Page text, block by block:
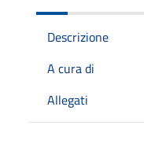
Descrizione
A cura di
Allegati